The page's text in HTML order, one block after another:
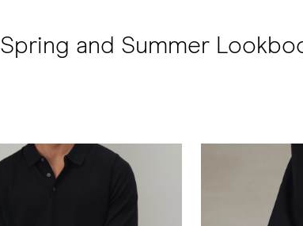
Spring and Summer